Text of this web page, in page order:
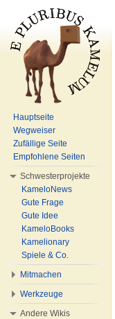
Hauptseite
Wegweiser
Zufällige Seite
Empfohlene Seiten
Schwesterprojekte
KameloNews
Gute Frage
Gute Idee
KameloBooks
Kamelionary
Spiele & Co.
Mitmachen
Werkzeuge
Andere Wikis